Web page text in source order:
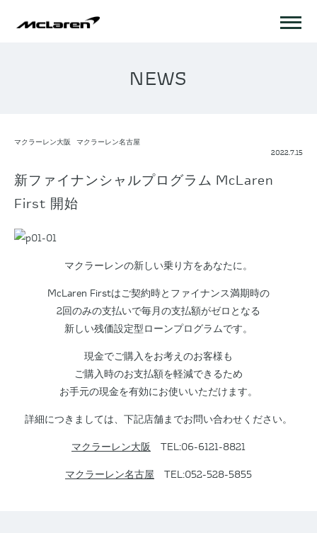
NEWS
マクラーレン大阪
マクラーレン名古屋
2022.7.15
新ファイナンシャルプログラム McLaren
First 開始
マクラーレンの新しい乗り方をあなたに。
McLaren Firstはご契約時とファイナンス満期時の
2回のみの支払いで毎月の支払額がゼロとなる
新しい残価設定型ローンプログラムです。
現金でご購入をお考えのお客様も
ご購入時のお支払額を軽減できるため
お手元の現金を有効にお使いいただけます。
詳細につきましては、下記店舗までお問い合わせください。
マクラーレン大阪 TEL:06-6121-8821
マクラーレン名古屋 TEL:052-528-5855